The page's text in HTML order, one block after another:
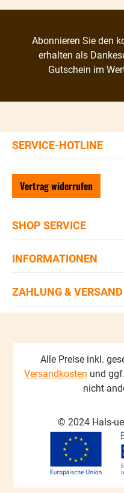
Abonnieren Sie den
erhalten als
Gutschein im
SERVICE-HOTLINE
Vertrag widerrufen
SHOP SERVICE
INFORMATIONEN
ZAHLUNG & VERSAND
Alle Preise inkl.
Versandkosten und
nicht
© 2024 Hals-